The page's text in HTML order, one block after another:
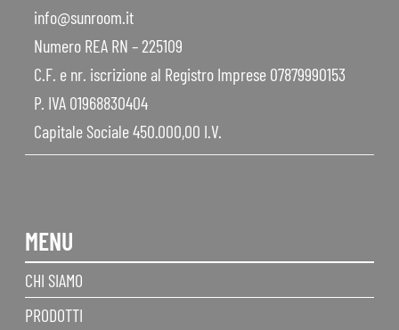
info@sunroom.it
Numero REA RN – 225109
C.F. e nr. iscrizione al Registro Imprese 07879990153
P. IVA 01968830404
Capitale Sociale 450.000,00 I.V.
MENU
CHI SIAMO
PRODOTTI